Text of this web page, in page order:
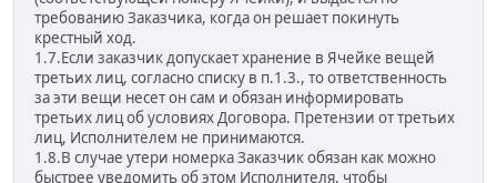
требованию Заказчика, когда он решает покинуть
крестный ход.
1.7.Если заказчик допускает хранение в Ячейке вещей
третьих лиц, согласно списку в п.1.3., то ответственность
за эти вещи несет он сам и обязан информировать
третьих лиц об условиях Договора. Претензии от третьих
лиц, Исполнителем не принимаются.
1.8.В случае утери номерка Заказчик обязан как можно
быстрее уведомить об этом Исполнителя, чтобы